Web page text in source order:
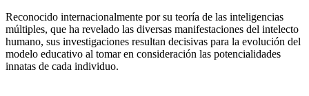
Reconocido internacionalmente por su teoría de las inteligencias
múltiples, que ha revelado las diversas manifestaciones del intelecto
humano, sus investigaciones resultan decisivas para la evolución del
modelo educativo al tomar en consideración las potencialidades
innatas de cada individuo.